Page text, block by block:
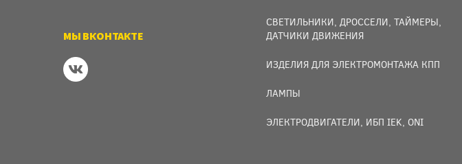
МЫ ВКОНТАКТЕ
СВЕТИЛЬНИКИ, ДРОССЕЛИ, ТАЙМЕРЫ,
ДАТЧИКИ ДВИЖЕНИЯ
ИЗДЕЛИЯ ДЛЯ ЭЛЕКТРОМОНТАЖА КПП
ЛАМПЫ
ЭЛЕКТРОДВИГАТЕЛИ, ИБП IEK, ONI